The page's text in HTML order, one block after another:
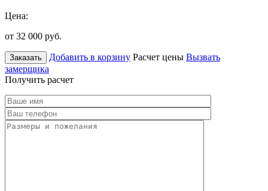
Цена:
от 32 000 руб.
Заказать Добавить в корзину Расчет цены Вызвать
замерщика
Получить расчет